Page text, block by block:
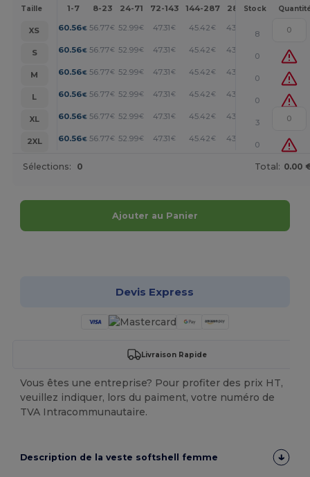
Taille 1-7 8-23 24-71 72-143 144-287 288 + Plus
Stock
XS 60.56€ 56.77€ 52.99€ 47.31€ 45.42 € 43.53
8
S
60.56€ 56.77€ 52.99€ 47.31€ 45.42 € 43.53
0
M
60.56€ 56.77€ 52.99€ 47.31€ 45.42 € 43.53
0
L
60.56€ 56.77€ 52.99€ 47.31€ 45.42 € 43.53
0
XL
60.56€ 56.77€ 52.99€ 47.31€ 45.42 € 43.53
3
2XL
60.56€ 56.77€ 52.99€ 47.31€ 45.42 € 43.53
0
Sélections: 0 Total: 0.00
Ajouter au Panier
Devis Express
Livraison Rapide
Vous êtes une entreprise? Pour profiter des prix HT,
veuillez indiquer, lors du paiment, votre numéro de
TVA Intracommunautaire.
Description de la veste softshell femme